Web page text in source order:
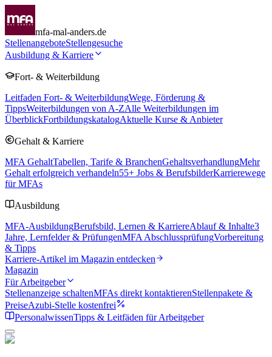
mfa-mal-anders.de
StellenangeboteStellengesuche
Ausbildung & Karriere
Fort- & Weiterbildung
Leitfaden Fort- & WeiterbildungWege, Förderung &
TippsWeiterbildungen von A-ZAlle Weiterbildungen im
ÜberblickFortbildungskatalogAktuelle Kurse & Anbieter
Gehalt & Karriere
MFA GehaltTabellen, Tarife & BranchenGehaltsverhandlungMehr
Gehalt erfolgreich verhandeln55+ Jobs & BerufsbilderKarrierewege
für MFAs
Ausbildung
MFA-AusbildungBerufsbild, Lernen & KarriereAblauf & Inhalte3
Jahre, Lernfelder & PrüfungenMFA AbschlussprüfungVorbereitung
& Tipps
Karriere-Artikel im Magazin entdecken
Magazin
Für Arbeitgeber
Stellenanzeige schaltenMFAs direkt kontaktierenStellenpakete &
PreiseAzubi-Stelle kostenfrei
PersonalwissenTipps & Leitfäden für Arbeitgeber